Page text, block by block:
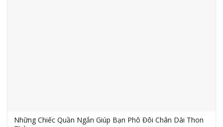
Những Chiếc Quần Ngắn Giúp Bạn Phô Đôi Chân Dài Thon